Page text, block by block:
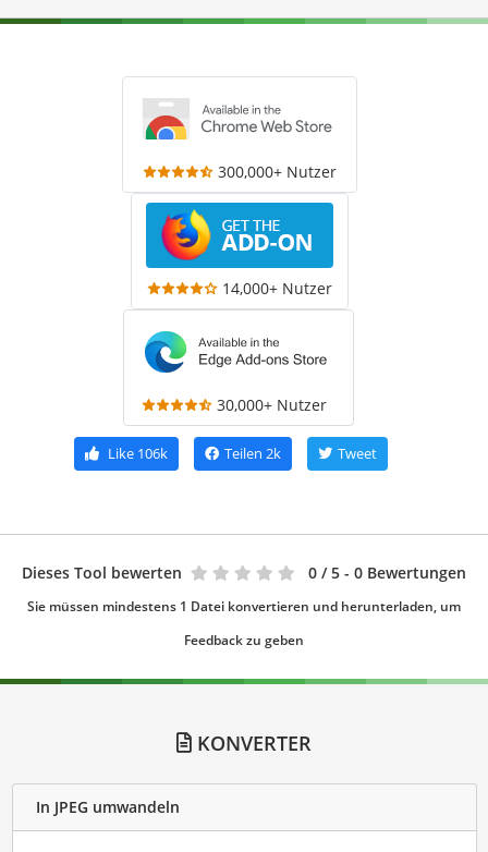
300,000+ Nutzer
14,000+ Nutzer
30,000+ Nutzer
Like 106k Teilen 2k Tweet
Dieses Tool bewerten 0 / 5 - 0 Bewertungen
Sie müssen mindestens 1 Datei konvertieren und herunterladen, um
Feedback zu geben
KONVERTER
In JPEG umwandeln